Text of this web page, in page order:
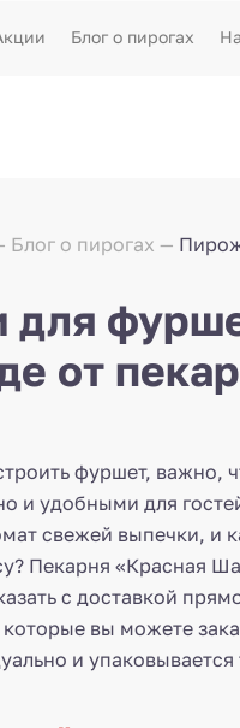
Блог о пирогах
Блог о пирогах
от
фуршет, важно,
и удобными для
свежей выпечки, и
Пекарня «Красная
с доставкой
вы можете
и